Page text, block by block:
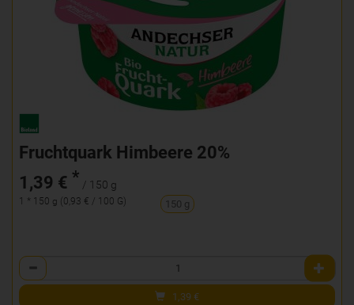
Fruchtquark Himbeere 20%
1,39 € * / 150 g
1 * 150 g (0,93 € / 100 G) 150 g
Anzahl
1,39 €